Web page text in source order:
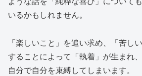
いるかもしれません。
「楽しいこと」を追い求め、「苦し
することによって「執着」が生まれ
自分で自分を束縛してしまいます。